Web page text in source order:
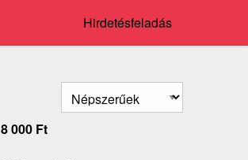
Hirdetésfeladás
8 000 Ft